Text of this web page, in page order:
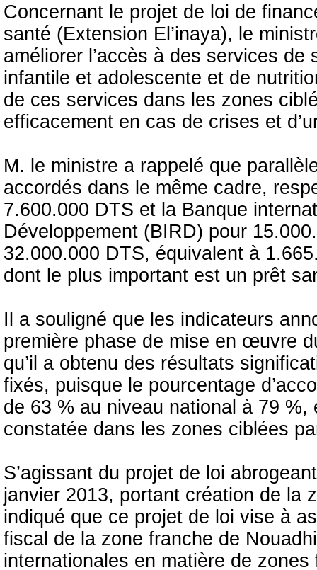
Concernant le projet de loi de
santé (Extension El’inaya), le
améliorer l’accès à des services
infantile et adolescente et de
de ces services dans les zones
efficacement en cas de crises et
M. le ministre a rappelé que
accordés dans le même cadre,
7.600.000 DTS et la Banque
Développement (BIRD) pour
32.000.000 DTS, équivalent à
dont le plus important est un prêt
Il a souligné que les indicateurs
première phase de mise en œuvre du
qu’il a obtenu des résultats
fixés, puisque le pourcentage
de 63 % au niveau national à 79
constatée dans les zones ciblées
S’agissant du projet de loi
janvier 2013, portant création de la
indiqué que ce projet de loi vise à
fiscal de la zone franche de
internationales en matière de